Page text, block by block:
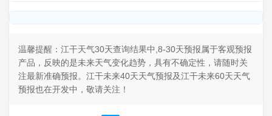
温馨提醒：江干天气30天查询结果中,8-30天预报属于客观预报
产品，反映的是未来天气变化趋势，具有不确定性，请随时关
注最新准确预报。江干未来40天天气预报及江干未来60天天气
预报也在开发中，敬请关注！